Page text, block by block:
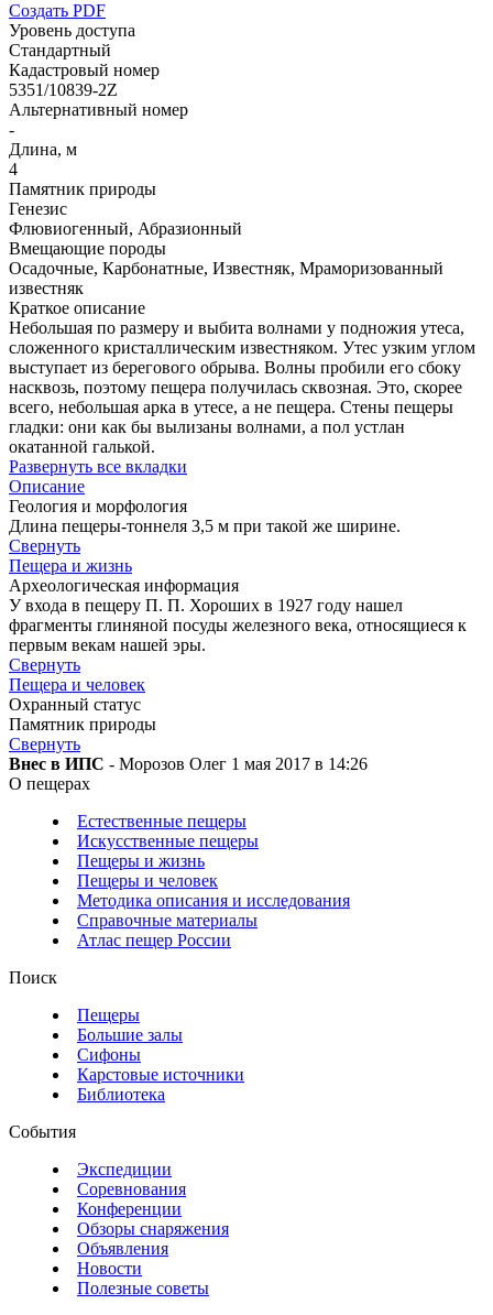
Создать PDF
Уровень доступа
Стандартный
Кадастровый номер
5351/10839-2Z
Альтернативный номер
-
Длина, м
4
Памятник природы
Генезис
Флювиогенный, Абразионный
Вмещающие породы
Осадочные, Карбонатные, Известняк, Мраморизованный
известняк
Краткое описание
Небольшая по размеру и выбита волнами у подножия утеса,
сложенного кристаллическим известняком. Утес узким углом
выступает из берегового обрыва. Волны пробили его сбоку
насквозь, поэтому пещера получилась сквозная. Это, скорее
всего, небольшая арка в утесе, а не пещера. Стены пещеры
гладки: они как бы вылизаны волнами, а пол устлан
окатанной галькой.
Развернуть все вкладки
Описание
Геология и морфология
Длина пещеры-тоннеля 3,5 м при такой же ширине.
Свернуть
Пещера и жизнь
Археологическая информация
У входа в пещеру П. П. Хороших в 1927 году нашел
фрагменты глиняной посуды железного века, относящиеся к
первым векам нашей эры.
Свернуть
Пещера и человек
Охранный статус
Памятник природы
Свернуть
Внес в ИПС - Морозов Олег 1 мая 2017 в 14:26
О пещерах
Естественные пещеры
Искусственные пещеры
Пещеры и жизнь
Пещеры и человек
Методика описания и исследования
Справочные материалы
Атлас пещер России
Поиск
Пещеры
Большие залы
Сифоны
Карстовые источники
Библиотека
События
Экспедиции
Соревнования
Конференции
Обзоры снаряжения
Объявления
Новости
Полезные советы